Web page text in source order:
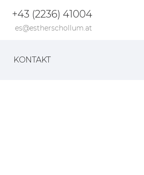
+43 (2236) 41004
es@estherschollum.at
KONTAKT